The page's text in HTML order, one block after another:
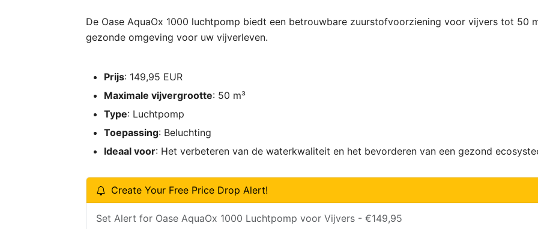
De Oase AquaOx 1000 luchtpomp biedt een betrouwbare zuurstofvoorziening voor vijvers tot 50
gezonde omgeving voor uw vijverleven.
Prijs: 149,95 EUR
Maximale vijvergrootte: 50 m³
Type: Luchtpomp
Toepassing: Beluchting
Ideaal voor: Het verbeteren van de waterkwaliteit en het bevorderen van een gezond
Create Your Free Price Drop Alert!
Set Alert for Oase AquaOx 1000 Luchtpomp voor Vijvers - €149,95